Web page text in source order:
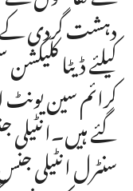
دہشت گردی کے
کیلئے ڈیٹا
کرائم سین یونٹ
گئے ہیں۔انٹیلی
سنٹرل انٹیلی